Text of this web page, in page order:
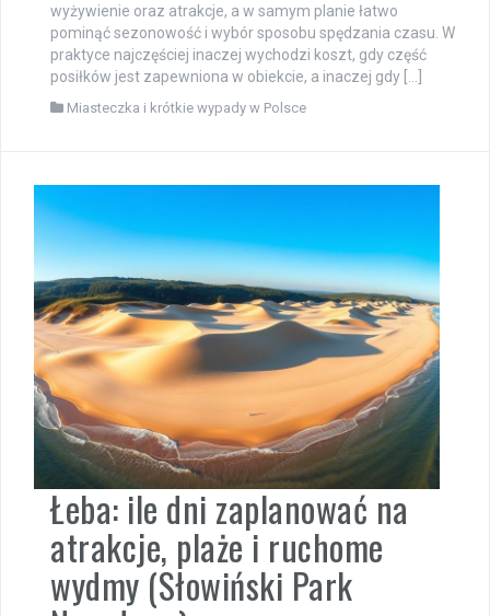
wyżywienie oraz atrakcje, a w samym planie łatwo
pominąć sezonowość i wybór sposobu spędzania czasu. W
praktyce najczęściej inaczej wychodzi koszt, gdy część
posiłków jest zapewniona w obiekcie, a inaczej gdy […]
Miasteczka i krótkie wypady w Polsce
Łeba: ile dni zaplanować na
atrakcje, plaże i ruchome
wydmy (Słowiński Park